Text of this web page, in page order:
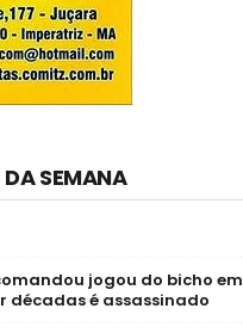
SEMANA
jogou do bicho em
décadas é assassinado